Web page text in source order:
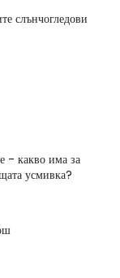
слънчогледови
- какво има за
усмивка?